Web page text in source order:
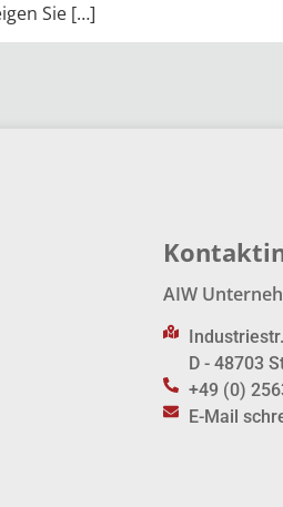
Sie […]
AIW
D - 48703
+49 (0)
E-Mail